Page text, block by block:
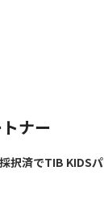
ナー
択済でTIB KIDS